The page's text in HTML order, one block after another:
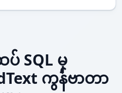
SQL မှ
ကွန်ဗာတာ